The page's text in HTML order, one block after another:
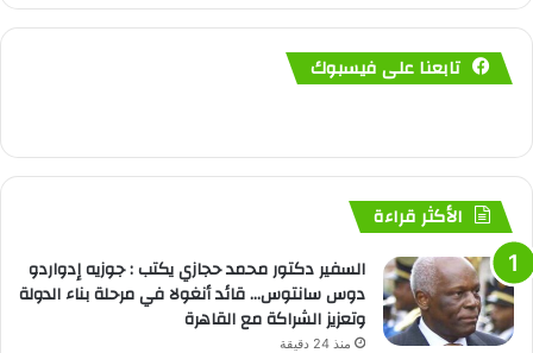
تابعنا على فيسبوك
الأكثر قراءة
السفير دكتور محمد حجازي يكتب : جوزيه إدواردو
دوس سانتوس… قائد أنغولا في مرحلة بناء الدولة
وتعزيز الشراكة مع القاهرة
منذ 24 دقيقة